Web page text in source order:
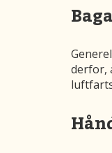
derfor,